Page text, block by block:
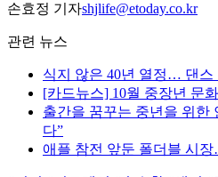
손효정 기자shjlife@etoday.co.kr
관련 뉴스
식지 않은 40년 열정… 댄스
[카드뉴스] 10월 중장년 문
출간을 꿈꾸는 중년을 위한
다”
애플 참전 앞둔 폴더블 시